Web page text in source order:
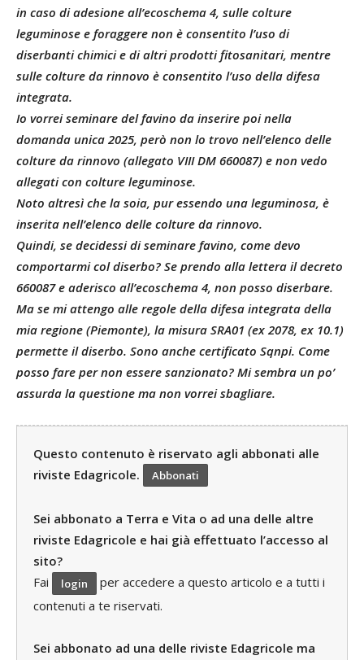
in caso di adesione all’ecoschema 4, sulle colture
leguminose e foraggere non è consentito l’uso di
diserbanti chimici e di altri prodotti fitosanitari, mentre
sulle colture da rinnovo è consentito l’uso della difesa
integrata.
Io vorrei seminare del favino da inserire poi nella
domanda unica 2025, però non lo trovo nell’elenco delle
colture da rinnovo (allegato VIII DM 660087) e non vedo
allegati con colture leguminose.
Noto altresì che la soia, pur essendo una leguminosa, è
inserita nell’elenco delle colture da rinnovo.
Quindi, se decidessi di seminare favino, come devo
comportarmi col diserbo? Se prendo alla lettera il decreto
660087 e aderisco all’ecoschema 4, non posso diserbare.
Ma se mi attengo alle regole della difesa integrata della
mia regione (Piemonte), la misura SRA01 (ex 2078, ex 10.1)
permette il diserbo. Sono anche certificato Sqnpi. Come
posso fare per non essere sanzionato? Mi sembra un po’
assurda la questione ma non vorrei sbagliare.
Questo contenuto è riservato agli abbonati alle
riviste Edagricole.
Abbonati
Sei abbonato a Terra e Vita o ad una delle altre
riviste Edagricole e hai già effettuato l’accesso al
sito?
Fai
login
per accedere a questo articolo e a tutti i
contenuti a te riservati.
Sei abbonato ad una delle riviste Edagricole ma